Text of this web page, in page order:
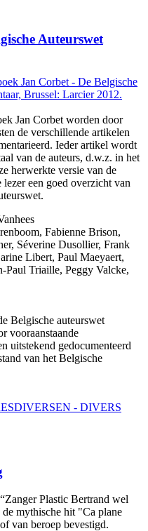
Auteurswet
Jan Corbet - De Belgische
Brussel: Larcier 2012.
Jan Corbet worden door
de verschillende artikelen
Ieder artikel wordt
van de auteurs, d.w.z. in het
herwerkte versie van de
een goed overzicht van
Fabienne Brison,
Séverine Dusollier, Frank
Libert, Paul Maeyaert,
Triaille, Peggy Valcke,
Belgische auteurswet
vooraanstaande
uitstekend gedocumenteerd
van het Belgische
DIVERSEN - DIVERS
Plastic Bertrand wel
mythische hit "Ca plane
van beroep bevestigd.